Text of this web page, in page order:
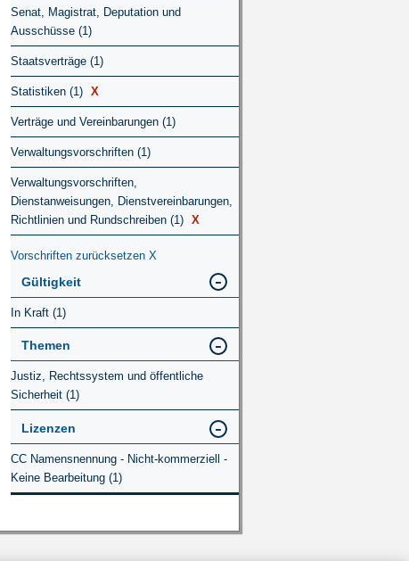
Senat, Magistrat, Deputation und
Ausschüsse (1)
Staatsverträge (1)
Statistiken (1) X
Verträge und Vereinbarungen (1)
Verwaltungsvorschriften (1)
Verwaltungsvorschriften,
Dienstanweisungen, Dienstvereinbarungen,
Richtlinien und Rundschreiben (1) X
Vorschriften zurücksetzen X
Gültigkeit
In Kraft (1)
Themen
Justiz, Rechtssystem und öffentliche
Sicherheit (1)
Lizenzen
CC Namensnennung - Nicht-kommerziell -
Keine Bearbeitung (1)